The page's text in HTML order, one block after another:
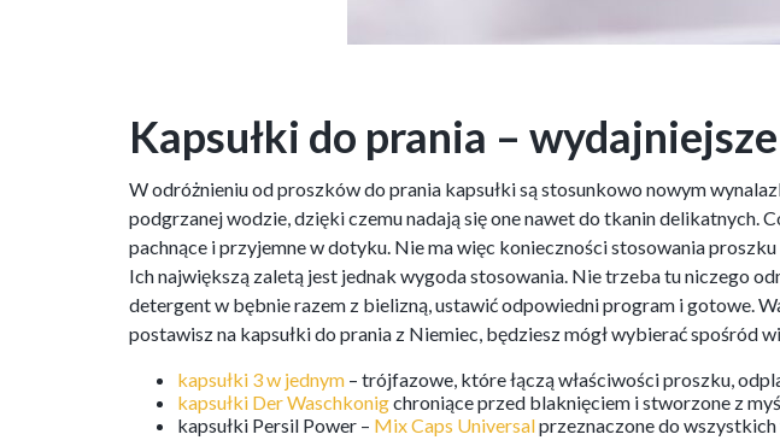
Kapsułki do prania –
W odróżnieniu od proszków do prania kapsułki są stosunkowo nowym
podgrzanej wodzie, dzięki czemu nadają się one nawet do tkanin delikatnych.
pachnące i przyjemne w dotyku. Nie ma więc konieczności stosowania proszku
Ich największą zaletą jest jednak wygoda stosowania. Nie trzeba tu niczego
detergent w bębnie razem z bielizną, ustawić odpowiedni program i gotowe.
postawisz na kapsułki do prania z Niemiec, będziesz mógł wybierać spośród
kapsułki 3 w jednym – trójfazowe, które łączą właściwości proszku,
kapsułki Der Waschkonigchroniące przed blaknięciem i stworzone z
kapsułki Persil Power – Mix Caps Universalprzeznaczone do